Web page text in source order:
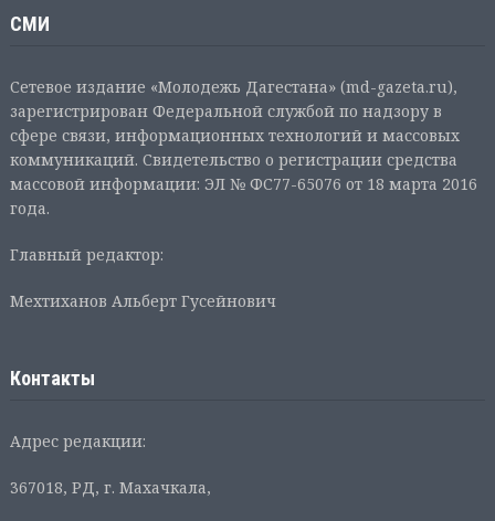
СМИ
Сетевое издание «Молодежь Дагестана» (md-gazeta.ru),
зарегистрирован Федеральной службой по надзору в
сфере связи, информационных технологий и массовых
коммуникаций. Свидетельство о регистрации средства
массовой информации: ЭЛ № ФС77-65076 от 18 марта 2016
года.
Главный редактор:
Мехтиханов Альберт Гусейнович
Контакты
Адрес редакции:
367018, РД, г. Махачкала,